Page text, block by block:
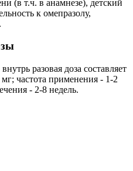
(в т.ч. в анамнезе), детский
к омепразолу,
разовая доза составляет
частота применения - 1-2
- 2-8 недель.